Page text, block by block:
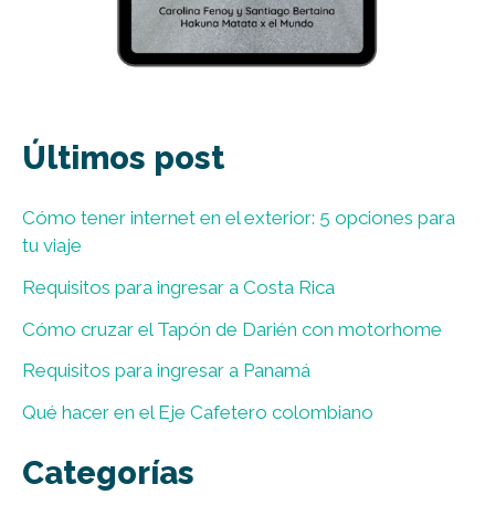
Últimos post
Cómo tener internet en el exterior: 5 opciones para
tu viaje
Requisitos para ingresar a Costa Rica
Cómo cruzar el Tapón de Darién con motorhome
Requisitos para ingresar a Panamá
Qué hacer en el Eje Cafetero colombiano
Categorías